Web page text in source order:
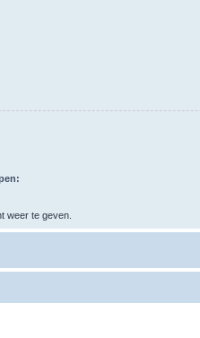
weer te geven.